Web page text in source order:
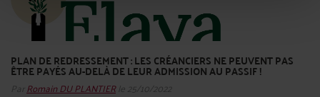
PLAN DE REDRESSEMENT : LES CRÉANCIERS NE PEUVENT PAS
ÊTRE PAYÉS AU-DELÀ DE LEUR ADMISSION AU PASSIF !
Par Romain DU PLANTIERle 25/10/2022